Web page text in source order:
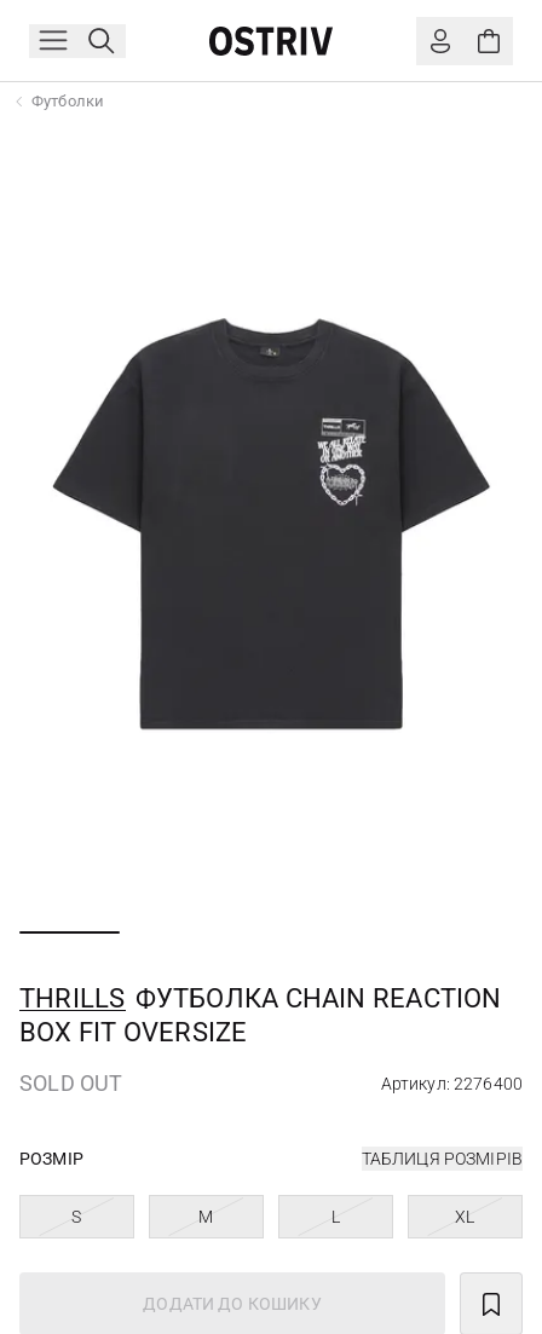
Футболки
THRILLS ФУТБОЛКА CHAIN REACTION
BOX FIT OVERSIZE
SOLD OUT Артикул: 2276400
РОЗМІР ТАБЛИЦЯ РОЗМІРІВ
S M L XL
ДОДАТИ ДО КОШИКУ